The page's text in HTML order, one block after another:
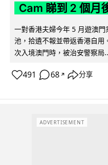
Cam 睇到 2 個月
一對香港夫婦今年 5 月遊澳
池，拾遺不報並帶返香港自
次入境澳門時，被治安警察局
491 68 ↗ 分享
ADVERTISEMENT